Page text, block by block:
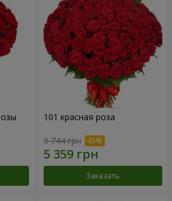
101 красная роза
9 744 грн
Заказать